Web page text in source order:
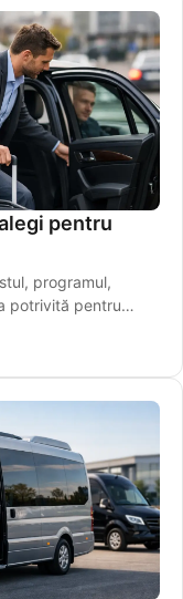
pentru
programul,
potrivită pentru